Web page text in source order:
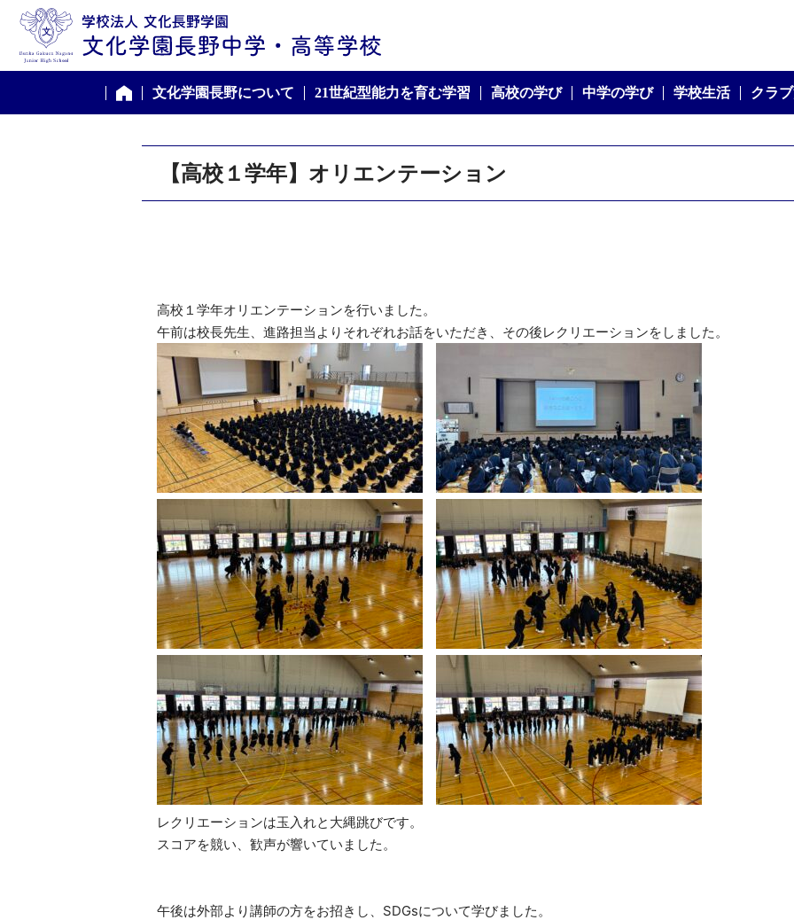
ホーム文化学園長野について 21世紀型能力を育む学習 高校の学び 中学の学び 学校生活 クラ
【高校１学年】オリエンテーション
高校１学年オリエンテーションを行いました。
午前は校長先生、進路担当よりそれぞれお話をいただき、その後レクリエーションをしました。
レクリエーションは玉入れと大縄跳びです。
スコアを競い、歓声が響いていました。
午後は外部より講師の方をお招きし、SDGsについて学びました。